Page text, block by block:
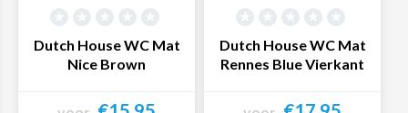
Dutch House WC Mat
Nice Brown
Dutch House WC Mat
Rennes Blue Vierkant